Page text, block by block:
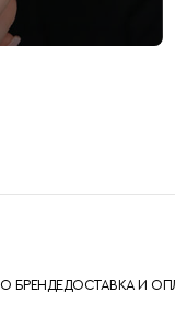
О БРЕНДЕДОСТАВКА И